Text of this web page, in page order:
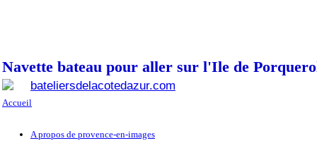
Navette bateau pour aller sur l'Ile de
bateliersdelacotedazur.com
Accueil
A propos de provence-en-images